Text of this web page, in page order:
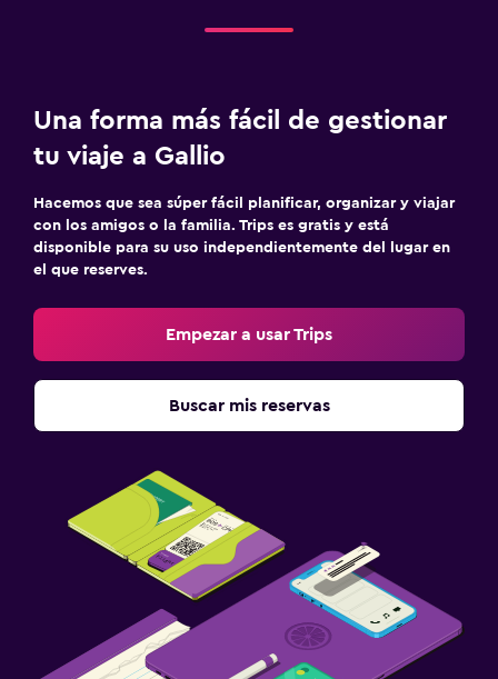
Una forma más fácil de gestionar
tu viaje a Gallio
Hacemos que sea súper fácil planificar, organizar y viajar
con los amigos o la familia. Trips es gratis y está
disponible para su uso independientemente del lugar en
el que reserves.
Empezar a usar Trips
Buscar mis reservas